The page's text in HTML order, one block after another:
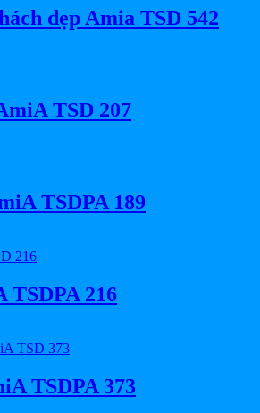
đẹp Amia TSD 542
TSD 207
TSDPA 189
TSDPA 216
TSDPA 373